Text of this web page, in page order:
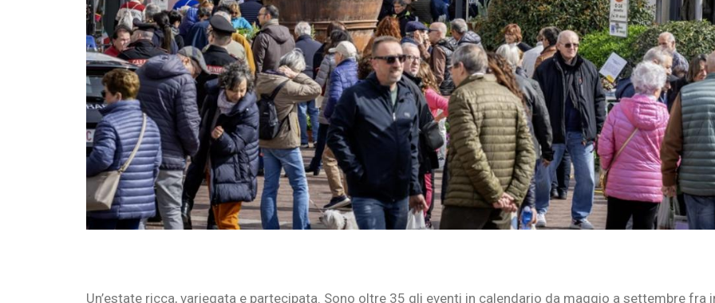
Un’estate ricca, variegata e partecipata. Sono oltre 35 gli eventi in calendario da maggio a settembre